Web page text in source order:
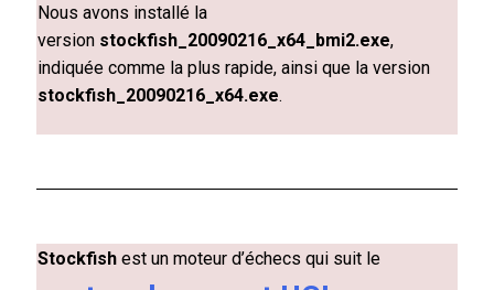
Nous avons installé la
version stockfish_20090216_x64_bmi2.exe,
indiquée comme la plus rapide, ainsi que la version
stockfish_20090216_x64.exe.
Stockfish est un moteur d’échecs qui suit le